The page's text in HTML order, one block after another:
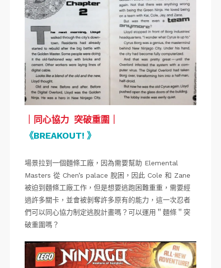
｜同心協力 突破重圍｜
《BREAKOUT! 》
場景拉到一個麵條工廠，因為需要幫助 Elemental
Masters 從 Chen’s palace 脫困，因此 Cole 和 Zane
被迫到麵條工廠工作，但是想要逃跑困難重重，需要經
過許多關卡，並會被剝奪許多原有的能力，這一次忍者
們可以同心協力制定逃脫計畫嗎？可以運用＂麵條＂突
破重圍嗎？